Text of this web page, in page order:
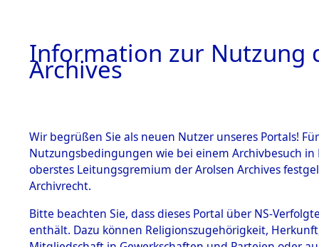
BESTÄNDE
Information zur Nutzung
Archives
Wir begrüßen Sie als neuen Nutzer unseres Portals!
Nutzungsbedingungen wie bei einem Archivbesuch
oberstes Leitungsgremium der Arolsen Archives
Archivrecht.
Bitte beachten Sie, dass dieses Portal über NS-
enthält. Dazu können Religionszugehörigkeit,